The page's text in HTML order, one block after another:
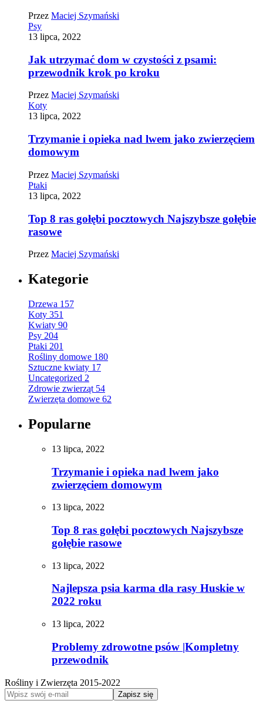
Przez Maciej Szymański
Psy
13 lipca, 2022
Jak utrzymać dom w czystości z psami:
przewodnik krok po kroku
Przez Maciej Szymański
Koty
13 lipca, 2022
Trzymanie i opieka nad lwem jako zwierzęciem
domowym
Przez Maciej Szymański
Ptaki
13 lipca, 2022
Top 8 ras gołębi pocztowych Najszybsze gołębie
rasowe
Przez Maciej Szymański
Kategorie
Drzewa 157
Koty 351
Kwiaty 90
Psy 204
Ptaki 201
Rośliny domowe 180
Sztuczne kwiaty 17
Uncategorized 2
Zdrowie zwierząt 54
Zwierzęta domowe 62
Popularne
13 lipca, 2022
Trzymanie i opieka nad lwem jako
zwierzęciem domowym
13 lipca, 2022
Top 8 ras gołębi pocztowych Najszybsze
gołębie rasowe
13 lipca, 2022
Najlepsza psia karma dla rasy Huskie w
2022 roku
13 lipca, 2022
Problemy zdrowotne psów |Kompletny
przewodnik
Rośliny i Zwierzęta 2015-2022
Zapisz się